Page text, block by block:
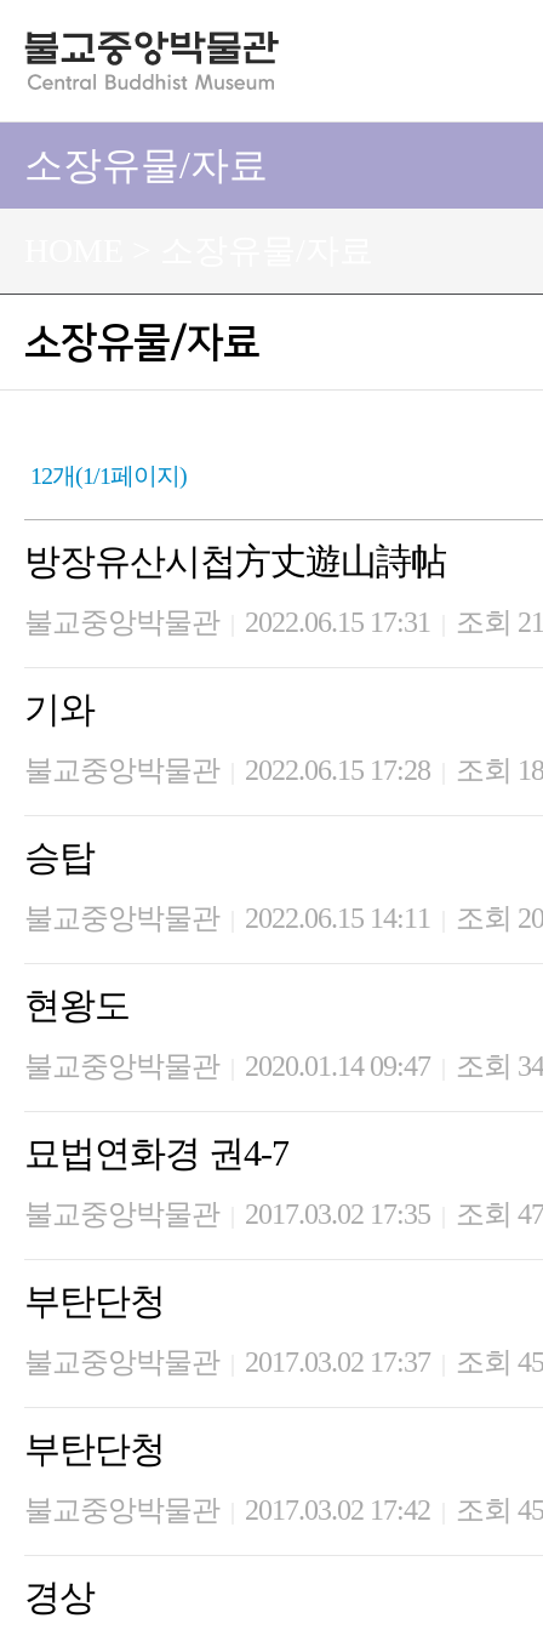
소장유물/자료
소장유물/자료
12개(1/1페이지)
방장유산시첩方丈遊山詩帖
불교중앙박물관 2022.06.15 17:31 조회
기와
불교중앙박물관 2022.06.15 17:28 조회
승탑
불교중앙박물관 2022.06.15 14:11 조회
현왕도
불교중앙박물관 2020.01.14 09:47 조회
묘법연화경 권4-7
불교중앙박물관 2017.03.02 17:35 조회
부탄단청
불교중앙박물관 2017.03.02 17:37 조회
부탄단청
불교중앙박물관 2017.03.02 17:42 조회
경상